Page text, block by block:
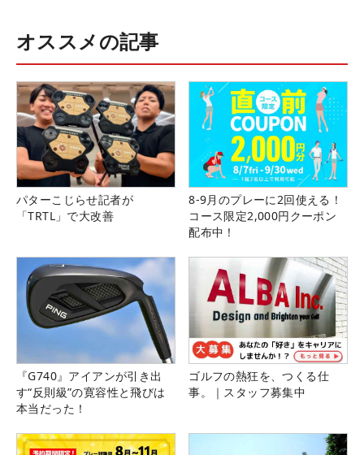
オススメの記事
パターこじらせ記者が
「TRTL」で大改善
8-9月のプレーに2回使える！
コース限定2,000円クーポン
配布中！
『G740』アイアンが引き出
す“反則級”の寛容性と飛びは
本当だった！
ゴルフの熱狂を、つくる仕
事。｜スタッフ募集中